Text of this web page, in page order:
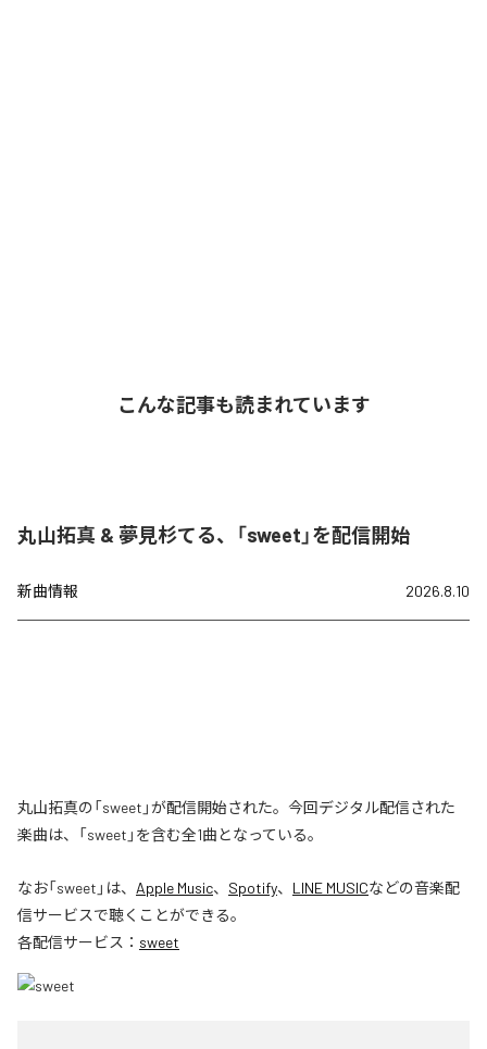
こんな記事も読まれています
丸山拓真 & 夢見杉てる、「sweet」を配信開始
新曲情報 2026.8.10
丸山拓真の「sweet」が配信開始された。今回デジタル配信された
楽曲は、「sweet」を含む全1曲となっている。
なお「sweet 」は、 Apple Music、 Spotify、 LINE MUSICなどの音楽配
信サービスで聴くことができる。
各配信サービス： sweet